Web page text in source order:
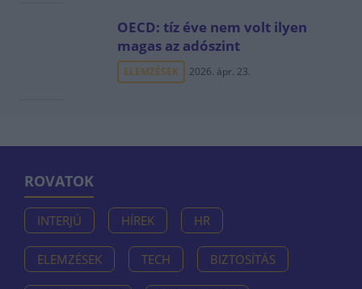
OECD: tíz éve nem volt ilyen
magas az adószint
ELEMZÉSEK 2026. ápr. 23.
ROVATOK
INTERJÚ HÍREK HR
ELEMZÉSEK TECH BIZTOSÍTÁS